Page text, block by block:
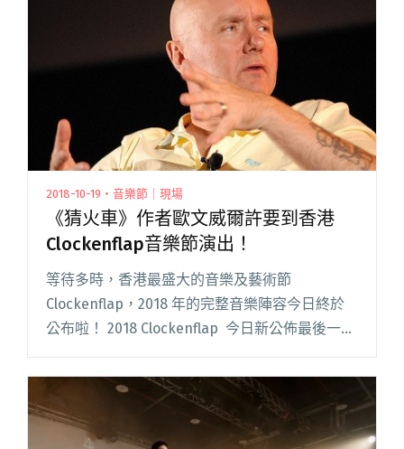
2018-10-19・音樂節｜現場
《猜火車》作者歐文威爾許要到香港
Clockenflap音樂節演出！
等待多時，香港最盛大的音樂及藝術節
Clockenflap，2018 年的完整音樂陣容今日終於
公布啦！ 2018 Clockenflap 今日新公佈最後一波
演出名單，當中包括：Brit-pop 殿堂樂隊 Pulp
的靈魂人物 Jarvis閱讀全文 "《猜火車》作者歐文
威爾許要到香港Clockenflap音樂節演出！"